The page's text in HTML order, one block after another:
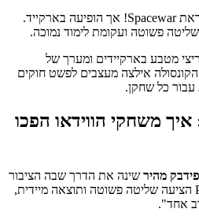
נולדה מהשראת Spacewar! אך הופיעה בארקייד.
פשוטה ועקומת לימוד נמוכה.
מטבע בארקיידים ומערך של
אילצה מעצבים לפשט חוקים
עבור כל שחקן.
איך משחקי הווידאו הפכו
מהיר שינה את הדרך שבה הציבור
נחשף למסכים ולמשחקים. Pong הציעה שליטה פשוטה ותוצאה מיידית,
אחד".